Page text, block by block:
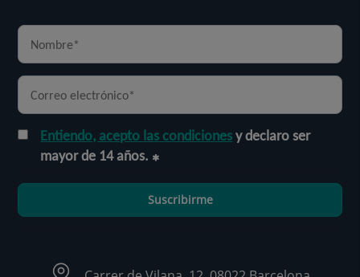
Entiendo, acepto las condicionesy declaro ser
mayor de 14 años.
Suscribirme